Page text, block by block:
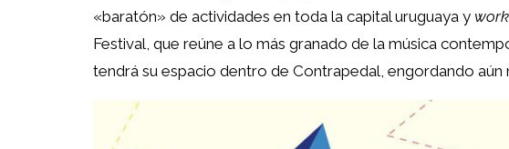
«baratón» de actividades en toda la capital uruguaya y
Festival, que reúne a lo más granado de la música
tendrá su espacio dentro de Contrapedal, engordando aún